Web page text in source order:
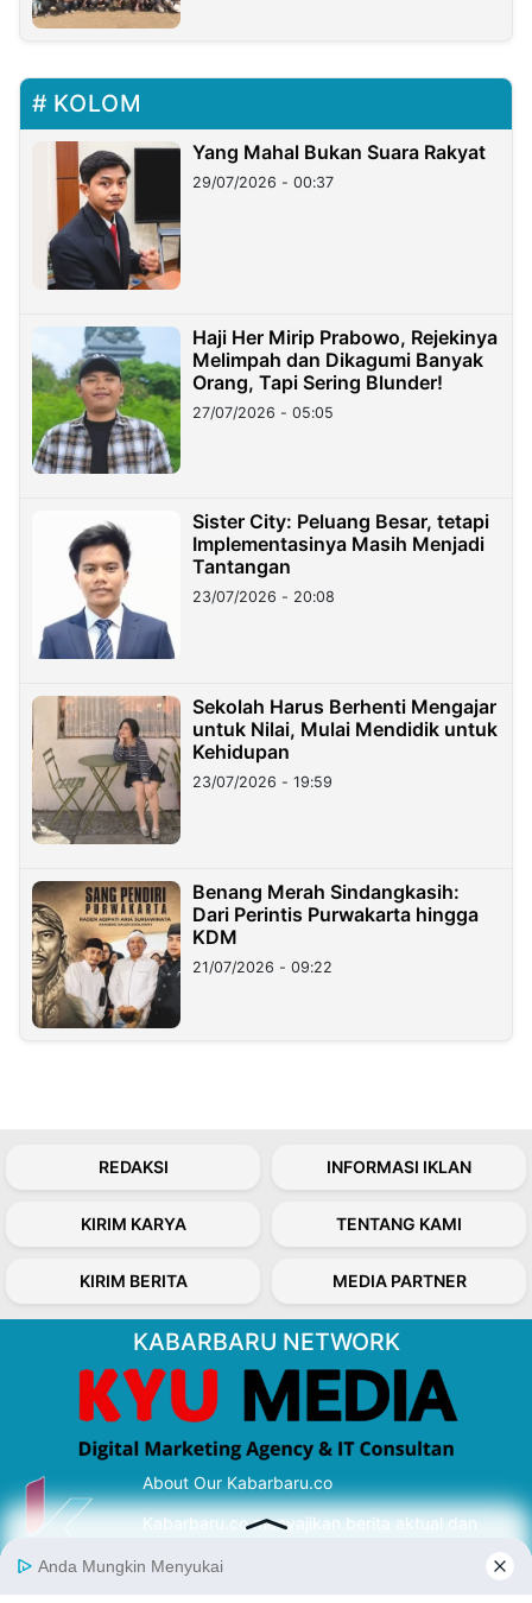
KOLOM
Yang Mahal Bukan Suara Rakyat
29/07/2026 - 00:37
Haji Her Mirip Prabowo, Rejekinya
Melimpah dan Dikagumi Banyak
Orang, Tapi Sering Blunder!
27/07/2026 - 05:05
Sister City: Peluang Besar, tetapi
Implementasinya Masih Menjadi
Tantangan
23/07/2026 - 20:08
Sekolah Harus Berhenti Mengajar
untuk Nilai, Mulai Mendidik untuk
Kehidupan
23/07/2026 - 19:59
Benang Merah Sindangkasih:
Dari Perintis Purwakarta hingga
KDM
21/07/2026 - 09:22
REDAKSI INFORMASI IKLAN
KIRIM KARYA TENTANG KAMI
KIRIM BERITA MEDIA PARTNER
KABARBARU NETWORK
About Our Kabarbaru.co
Kabarbaru.co menyajikan berita aktual dan
serta terverifikasi dari sumber yang tepat.